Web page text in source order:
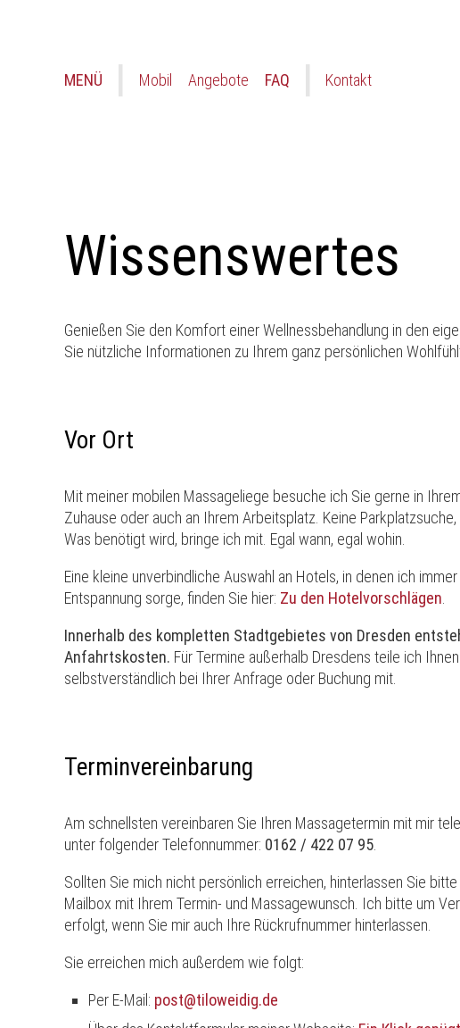
MENÜ Mobil Angebote FAQ Kontakt
Wissenswertes
Genießen Sie den Komfort einer Wellnessbehandlung in den
Sie nützliche Informationen zu Ihrem ganz persönlichen
Vor Ort
Mit meiner mobilen Massageliege besuche ich Sie gerne in
Zuhause oder auch an Ihrem Arbeitsplatz. Keine
Was benötigt wird, bringe ich mit. Egal wann, egal wohin.
Eine kleine unverbindliche Auswahl an Hotels, in denen ich
Entspannung sorge, finden Sie hier: Zu den Hotelvorschlägen
Innerhalb des kompletten Stadtgebietes von Dresden
Anfahrtskosten. Für Termine außerhalb Dresdens teile ich
selbstverständlich bei Ihrer Anfrage oder Buchung mit.
Terminvereinbarung
Am schnellsten vereinbaren Sie Ihren Massagetermin mit mir
unter folgender Telefonnummer: 0162 / 422 07 95
Sollten Sie mich nicht persönlich erreichen, hinterlassen Sie
Mailbox mit Ihrem Termin- und Massagewunsch. Ich bitte um
erfolgt, wenn Sie mir auch Ihre Rückrufnummer hinterlassen.
Sie erreichen mich außerdem wie folgt:
Per E-Mail: post@tiloweidig.de